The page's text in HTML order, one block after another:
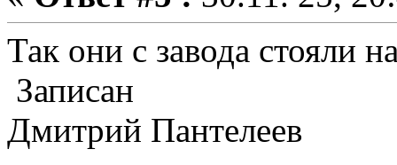
Так они с завода стояли
Записан
Дмитрий Пантелеев